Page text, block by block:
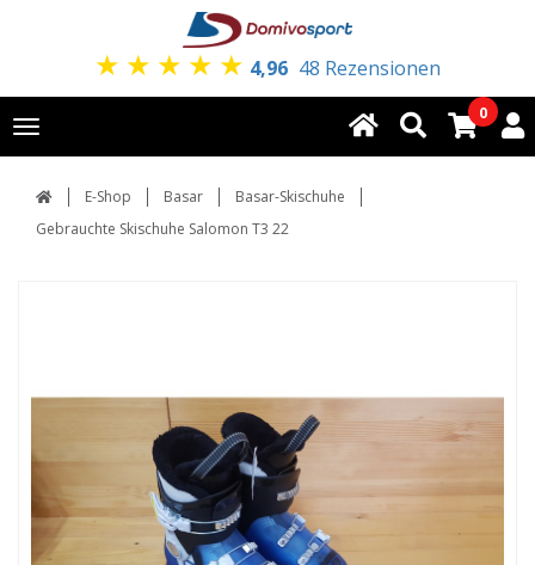
★ ★ ★ ★ ★ 4,96 48 Rezensionen
Toggle
navigation
0
E-Shop Basar
Basar-Skischuhe
Gebrauchte Skischuhe Salomon T3 22